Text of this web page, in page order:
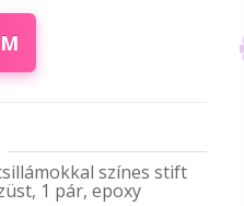
színes stift
1 pár, epoxy